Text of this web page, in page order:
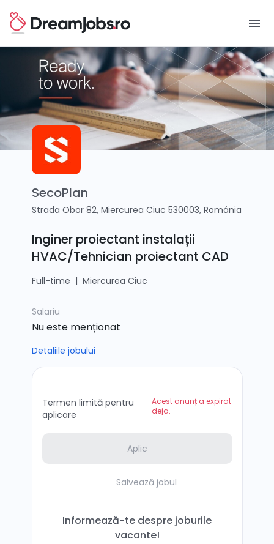
menu
SecoPlan
Strada Obor 82, Miercurea Ciuc 530003, Románia
Inginer proiectant instalații
HVAC/Tehnician proiectant CAD
Full-time | Miercurea Ciuc
Salariu
Nu este menționat
Detaliile jobului
Termen limită pentru
aplicare
Acest anunț a expirat
deja.
Aplic
Salvează jobul
Informează-te despre joburile
vacante!